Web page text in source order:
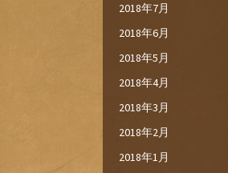
2018年7月
2018年6月
2018年5月
2018年4月
2018年3月
2018年2月
2018年1月